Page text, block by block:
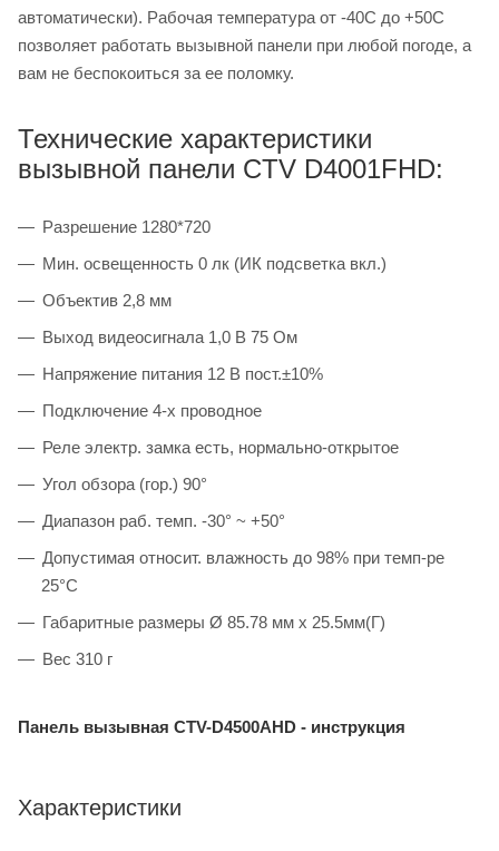
автоматически). Рабочая температура от -40С до +50С
позволяет работать вызывной панели при любой погоде, а
вам не беспокоиться за ее поломку.
Технические характеристики
вызывной панели CTV D4001FHD:
Разрешение 1280*720
Мин. освещенность 0 лк (ИК подсветка вкл.)
Объектив 2,8 мм
Выход видеосигнала 1,0 В 75 Ом
Напряжение питания 12 В пост.±10%
Подключение 4-х проводное
Реле электр. замка есть, нормально-открытое
Угол обзора (гор.) 90°
Диапазон раб. темп. -30° ~ +50°
Допустимая относит. влажность до 98% при темп-ре
25°C
Габаритные размеры Ø 85.78 мм х 25.5мм(Г)
Вес 310 г
Панель вызывная CTV-D4500AHD - инструкция
Характеристики